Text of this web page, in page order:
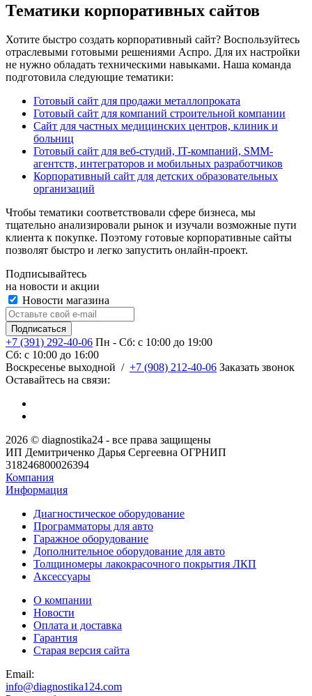
Тематики корпоративных сайтов
Хотите быстро создать корпоративный сайт? Воспользуйтесь
отраслевыми готовыми решениями Аспро. Для их настройки
не нужно обладать техническими навыками. Наша команда
подготовила следующие тематики:
Готовый сайт для продажи металлопроката
Готовый сайт для компаний строительной компании
Сайт для частных медицинских центров, клиник и
больниц
Готовый сайт для веб-студий, IT-компаний, SMM-
агентств, интеграторов и мобильных разработчиков
Корпоративный сайт для детских образовательных
организаций
Чтобы тематики соответствовали сфере бизнеса, мы
тщательно анализировали рынок и изучали возможные пути
клиента к покупке. Поэтому готовые корпоративные сайты
позволят быстро и легко запустить онлайн-проект.
Подписывайтесь
на новости и акции
Новости магазина
+7 (391) 292-40-06 Пн - Сб: c 10:00 до 19:00
Сб: c 10:00 до 16:00
​Воскресенье выходной / +7 (908) 212-40-06 Заказать звонок
Оставайтесь на связи:
2026 © diagnostika24 - все права защищены
ИП Демитриченко Дарья Сергеевна ОГРНИП
318246800026394
Компания
Информация
Диагностическое оборудование
Программаторы для авто
Гаражное оборудование
Дополнительное оборудование для авто
Толщиномеры лакокрасочного покрытия ЛКП
Аксессуары
О компании
Новости
Оплата и доставка
Гарантия
Старая версия сайта
Email:
info@diagnostika124.com